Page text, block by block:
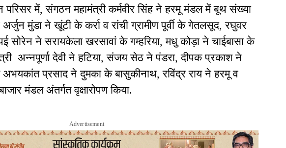
परिसर में, संगठन महामंत्री कर्मवीर सिंह ने हरमू मंडल में बूथ संख्या
अर्जुन मुंडा ने खूंटी के कर्रा व रांची ग्रामीण पूर्वी के गेतलसूद, रघुवर
सोरेन ने सरायकेला खरसावां के गम्हरिया, मधु कोड़ा ने चाईबासा के
अन्नपूर्णा देवी ने हटिया, संजय सेठ ने पंडरा, दीपक प्रकाश ने
अभयकांत प्रसाद ने दुमका के बासुकीनाथ, रविंद्र राय ने हरमू व
मंडल अंतर्गत वृक्षारोपण किया.
Advertisement